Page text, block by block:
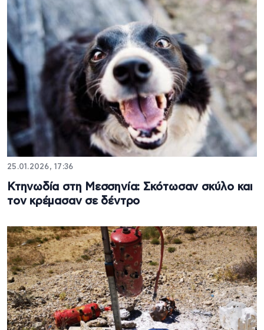
25.01.2026, 17:36
Κτηνωδία στη Μεσσηνία: Σκότωσαν σκύλο και
τον κρέμασαν σε δέντρο